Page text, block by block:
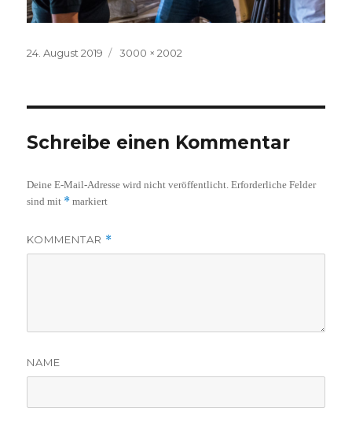
Veröffentlicht
24. August 2019
Volle
3000 × 2002
Schreibe einen Kommentar
Deine E-Mail-Adresse wird nicht veröffentlicht. Erforderliche Felder
sind mit * markiert
KOMMENTAR *
NAME